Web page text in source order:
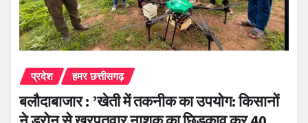
प्रदेश हमर छत्तीसगढ़
बलौदाबाजार : ’खेती में तकनीक का उपयोग: किसानों